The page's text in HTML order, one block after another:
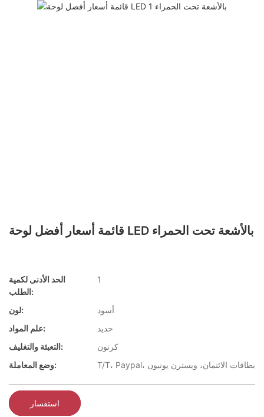
قائمة أسعار أفضل لوحة LED بالأشعة تحت الحمراء
الحد الأدنى لكمية
الطلب:
1
لون:
أسود
علم المواد:
حديد
التعبئة والتغليف:
كرتون
وضع المعاملة:
T/T، Paypal، بطاقات الائتمان، ويسترن يونيون
استفسار